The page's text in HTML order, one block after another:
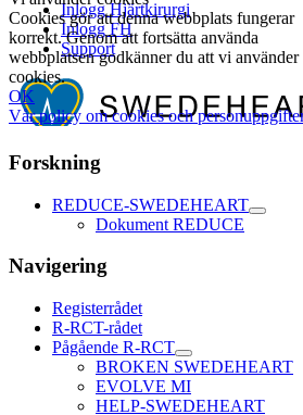
Forskning
REDUCE-SWEDEHEART
Dokument REDUCE
Navigering
Registerrådet
R-RCT-rådet
Pågående R-RCT
BROKEN SWEDEHEART
EVOLVE MI
HELP-SWEDEHEART